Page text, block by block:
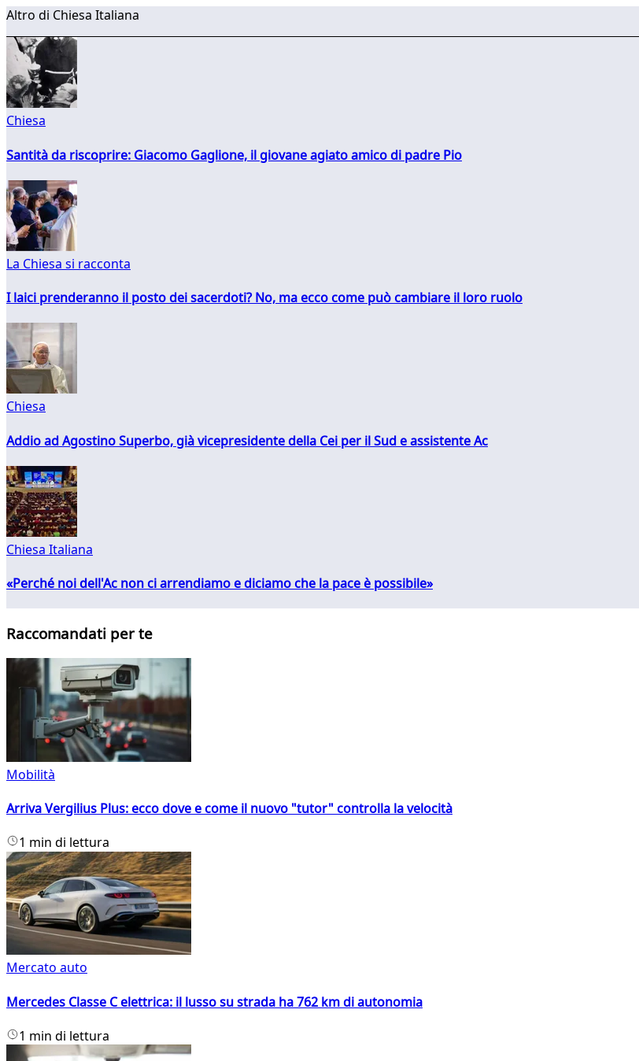
Altro di Chiesa Italiana
Chiesa
Santità da riscoprire: Giacomo Gaglione, il giovane agiato amico di padre Pio
La Chiesa si racconta
I laici prenderanno il posto dei sacerdoti? No, ma ecco come può cambiare il loro ruolo
Chiesa
Addio ad Agostino Superbo, già vicepresidente della Cei per il Sud e assistente Ac
Chiesa Italiana
«Perché noi dell'Ac non ci arrendiamo e diciamo che la pace è possibile»
Raccomandati per te
Mobilità
Arriva Vergilius Plus: ecco dove e come il nuovo "tutor" controlla la velocità
1 min di lettura
Mercato auto
Mercedes Classe C elettrica: il lusso su strada ha 762 km di autonomia
1 min di lettura